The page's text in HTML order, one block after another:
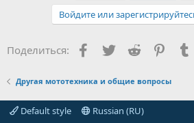
Войдите или
Поделиться: Facebook
TwitterReddit
Другая мототехника и общие вопросы
Default style Russian (RU)